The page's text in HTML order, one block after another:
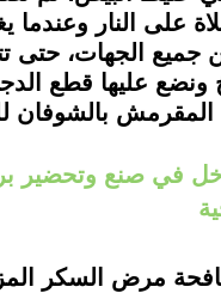
في صنع وتحضير
مرض السكر